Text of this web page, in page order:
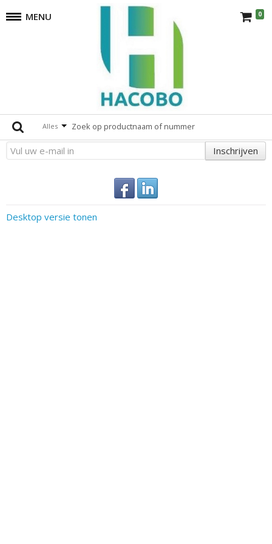
MENU 0
Alles
Superclamp
Er zijn geen producten die overeenkomen met de selectie.
Altijd op de hoogte
Inschrijven
Desktop versie tonen